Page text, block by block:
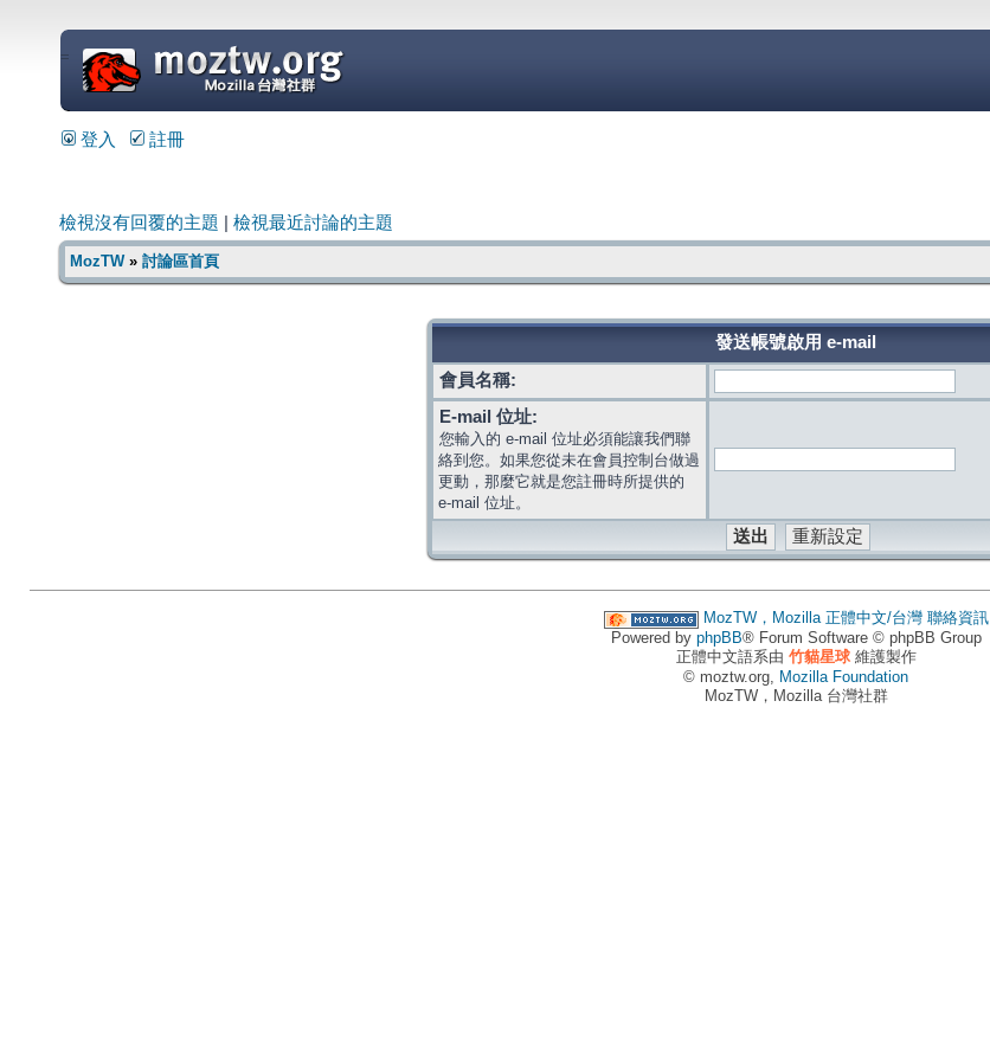
=
登入 註冊
檢視沒有回覆的主題 檢視最近討論的主題
MozTW» 討論區首頁
發送帳號啟用 e-mail
會員名稱:
E-mail 位址:
您輸入的 e-mail 位址必須能讓我們聯
絡到您。如果您從未在會員控制台做過
更動，那麼它就是您註冊時所提供的
e-mail 位址。
MozTW，Mozilla 正體中文/台灣 聯絡資訊
Powered by phpBB® Forum Software © phpBB Group
正體中文語系由 竹貓星球維護製作
© moztw.org, Mozilla Foundation
MozTW，Mozilla 台灣社群